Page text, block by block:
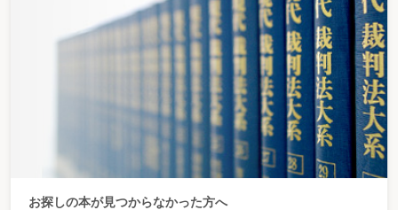
お探しの本が見つからなかった方へ